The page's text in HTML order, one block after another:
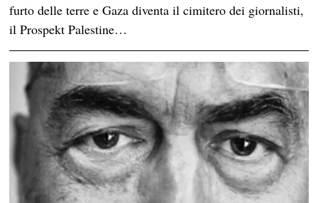
furto delle terre e Gaza diventa il cimitero dei giornalisti,
il Prospekt Palestine…